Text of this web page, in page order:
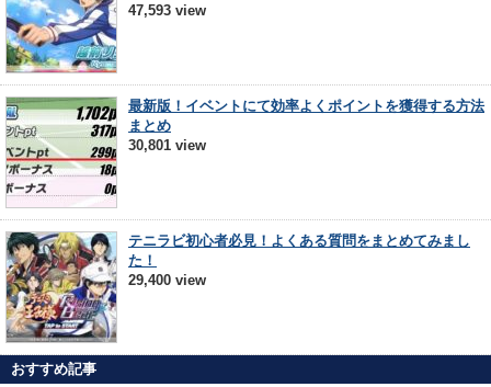
47,593 view
最新版！イベントにて効率よくポイントを獲得する方法
まとめ
30,801 view
テニラビ初心者必見！よくある質問をまとめてみまし
た！
29,400 view
おすすめ記事